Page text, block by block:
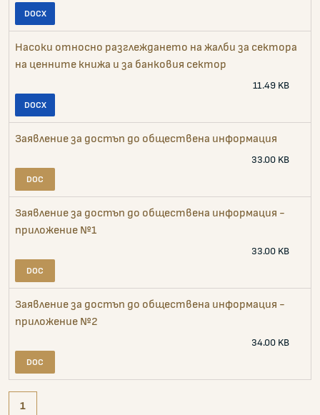
Насоки относно разглеждането на жалби за сектора
на ценните книжа и за банковия сектор
11.49 KB
Заявление за достъп до обществена информация
33.00 KB
Заявление за достъп до обществена информация -
приложение №1
33.00 KB
Заявление за достъп до обществена информация -
приложение №2
34.00 KB
1